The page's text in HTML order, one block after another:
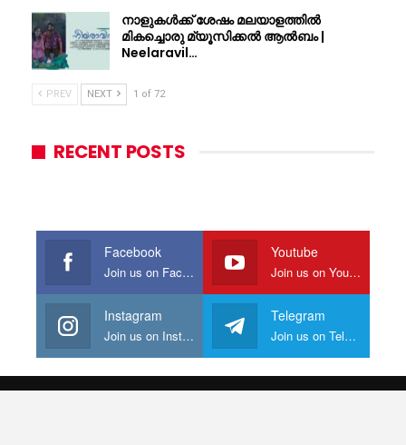
നാളുകൾക്ക് ശേഷം മലയാളത്തിൽ
മികച്ചൊരു മ്യൂസിക്കൽ ആൽബം |
Neelaravil…
PREV NEXT 1 of 72
RECENT POSTS
Facebook
Join us on Facebook
Youtube
Join us on Youtube
Instagram
Join us on Instagram
Telegram
Join us on Telegram